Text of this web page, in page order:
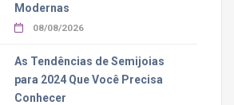
Modernas
08/08/2026
As Tendências de Semijoias
para 2024 Que Você Precisa
Conhecer